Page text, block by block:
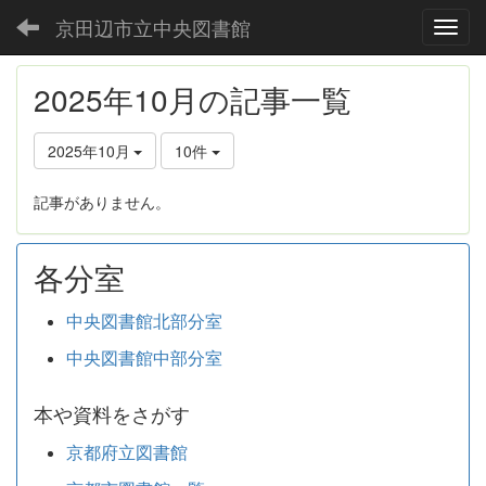
京田辺市立中央図書館
2025年10月の記事一覧
2025年10月 10件
記事がありません。
各分室
中央図書館北部分室
中央図書館中部分室
本や資料をさがす
京都府立図書館